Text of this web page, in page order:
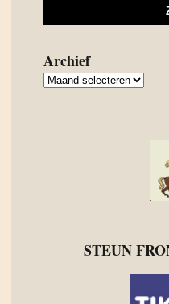
Archief
Archief
STEUN